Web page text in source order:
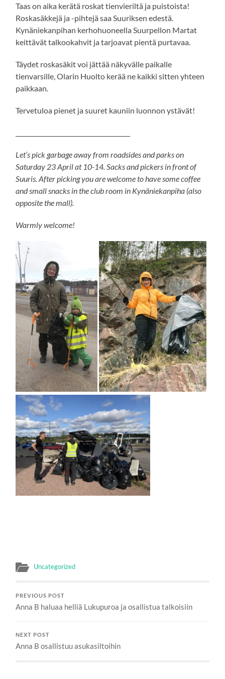
Taas on aika kerätä roskat tienvieriltä ja puistoista!
Roskasäkkejä ja -pihtejä saa Suuriksen edestä.
Kynäniekanpihan kerhohuoneella Suurpellon Martat
keittävät talkookahvit ja tarjoavat pientä purtavaa.
Täydet roskasäkit voi jättää näkyvälle paikalle
tienvarsille, Olarin Huolto kerää ne kaikki sitten yhteen
paikkaan.
Tervetuloa pienet ja suuret kauniin luonnon ystävät!
Let’s pick garbage away from roadsides and parks on
Saturday 23 April at 10-14. Sacks and pickers in front of
Suuris. After picking you are welcome to have some coffee
and small snacks in the club room in Kynäniekanpiha (also
opposite the mall).
Warmly welcome!
Uncategorized
PREVIOUS POST
Anna B haluaa helliä Lukupuroa ja osallistua talkoisiin
NEXT POST
Anna B osallistuu asukasiltoihin